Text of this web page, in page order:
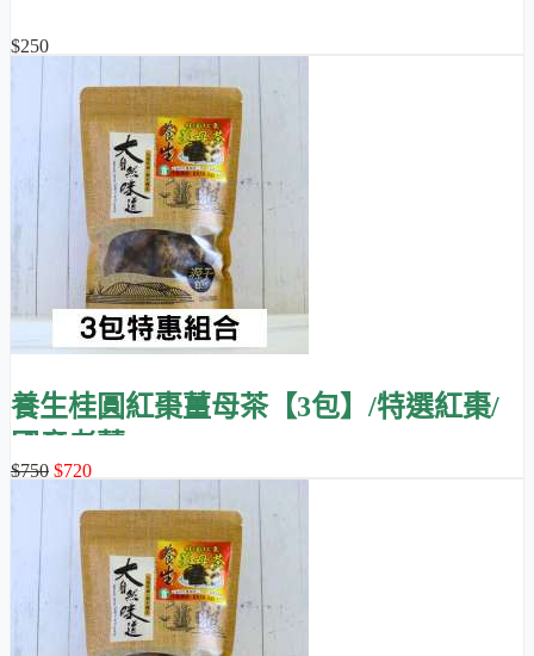
$250
養生桂圓紅棗薑母茶【3包】/特選紅棗/
國產老薑
$750 $720